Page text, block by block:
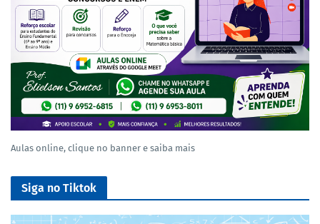
Aulas online, clique no banner e saiba mais
Siga no Tiktok